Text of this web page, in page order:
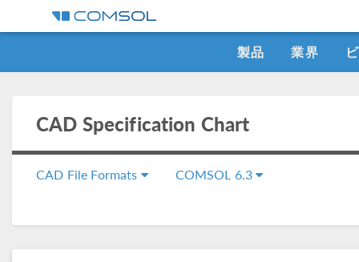
製品 業界
CAD Specification Chart
CAD File Formats COMSOL 6.3